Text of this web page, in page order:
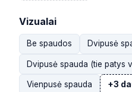
Vizualai
Be spaudos Dvipusė
Dvipusė spauda (tie patys
Vienpusė spauda +3